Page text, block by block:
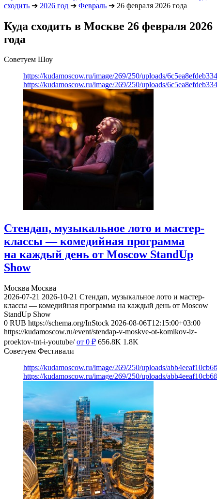
сходить ➔ 2026 год ➔ Февраль ➔ 26 февраля 2026 года
Куда сходить в Москве 26 февраля 2026
года
Советуем Шоу
https://kudamoscow.ru/image/269/250/uploads/
https://kudamoscow.ru/image/269/250/uploads/
Стендап, музыкальное лото и мастер-
классы — комедийная программа
на каждый день от Moscow StandUp
Show
Москва Москва
2026-07-21 2026-10-21 Стендап, музыкальное лото и мастер-
классы — комедийная программа на каждый день от Moscow
StandUp Show
0 RUB https://schema.org/InStock 2026-08-06T12:15:00+03:00
https://kudamoscow.ru/event/stendap-v-moskve-ot-komikov-iz-
proektov-tnt-i-youtube/ от 0 ₽ 656.8K 1.8K
Советуем Фестивали
https://kudamoscow.ru/image/269/250/uploads/
https://kudamoscow.ru/image/269/250/uploads/